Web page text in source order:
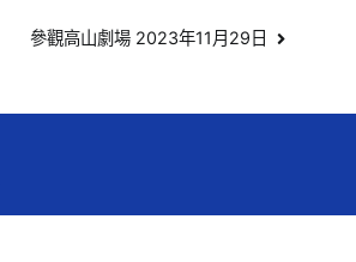
參觀高山劇場 2023年11月29日